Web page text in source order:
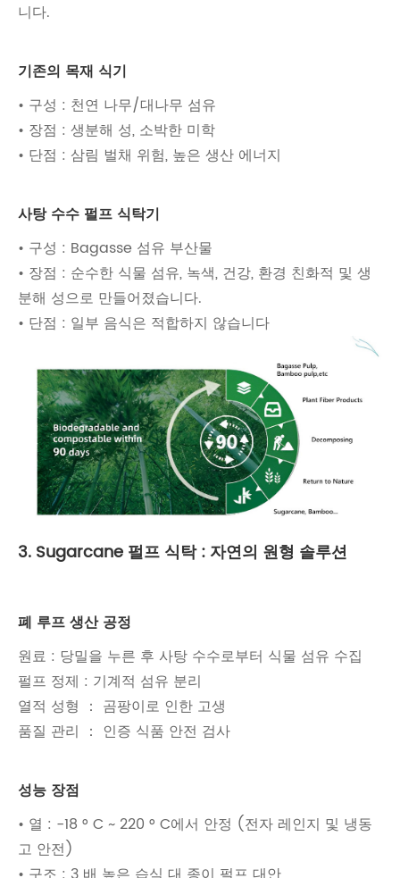
니다.
기존의 목재 식기
• 구성 : 천연 나무/대나무 섬유
• 장점 : 생분해 성, 소박한 미학
• 단점 : 삼림 ​​벌채 위험, 높은 생산 에너지
사탕 수수 펄프 식탁기
• 구성 : Bagasse 섬유 부산물
• 장점 : 순수한 식물 섬유, 녹색, 건강, 환경 친화적 및 생
분해 성으로 만들어졌습니다.
• 단점 : 일부 음식은 적합하지 않습니다
3. Sugarcane 펄프 식탁 : 자연의 원형 솔루션
폐 루프 생산 공정
원료 : 당밀을 누른 후 사탕 수수로부터 식물 섬유 수집
펄프 정제 : 기계적 섬유 분리
열적 성형 ： 곰팡이로 인한 고생
품질 관리 ： 인증 식품 안전 검사
성능 장점
• 열 : -18 ° C ~ 220 ° C에서 안정 (전자 레인지 및 냉동
고 안전)